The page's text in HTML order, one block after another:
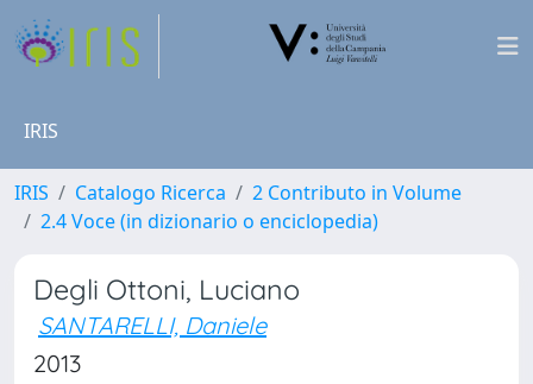
IRIS
IRIS Catalogo Ricerca
2 Contributo in Volume
2.4 Voce (in dizionario o enciclopedia)
Degli Ottoni, Luciano
SANTARELLI, Daniele
2013